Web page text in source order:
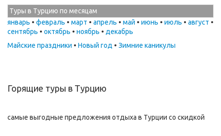
Туры в Турцию по месяцам
январь • февраль • март • апрель • май • июнь • июль • август •
сентябрь • октябрь • ноябрь • декабрь
Майские праздники • Новый год • Зимние каникулы
Горящие туры в Турцию
самые выгодные предложения отдыха в Турции со скидкой